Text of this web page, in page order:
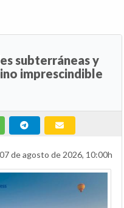
subterráneas y
imprescindible
07 de agosto de 2026, 10:00h